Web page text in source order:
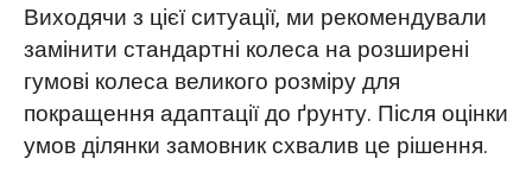
Виходячи з цієї ситуації, ми рекомендували
замінити стандартні колеса на розширені
гумові колеса великого розміру для
покращення адаптації до ґрунту. Після оцінки
умов ділянки замовник схвалив це рішення.